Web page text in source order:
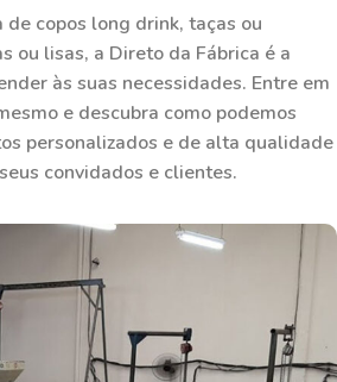
de copos long drink, taças ou
ou lisas, a Direto da Fábrica é a
às suas necessidades. Entre em
e descubra como podemos
personalizados e de alta qualidade
convidados e clientes.